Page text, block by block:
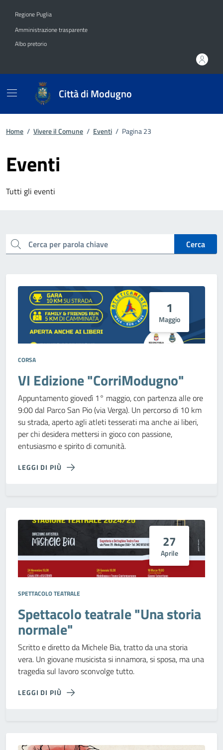
Regione Puglia
Amministrazione trasparente
Albo pretorio
Città di Modugno
Home / Vivere il Comune / Eventi / Pagina 23
Eventi
Tutti gli eventi
cerca Cerca
1
Maggio
CORSA
VI Edizione "CorriModugno"
Appuntamento giovedì 1° maggio, con partenza alle ore
9:00 dal Parco San Pio (via Verga). Un percorso di 10 km
su strada, aperto agli atleti tesserati ma anche ai liberi,
per chi desidera mettersi in gioco con passione,
entusiasmo e spirito di comunità.
LEGGI DI PIÙ
27
Aprile
SPETTACOLO TEATRALE
Spettacolo teatrale "Una storia
normale"
Scritto e diretto da Michele Bia, tratto da una storia
vera. Un giovane musicista si innamora, si sposa, ma una
tragedia sul lavoro sconvolge tutto.
LEGGI DI PIÙ